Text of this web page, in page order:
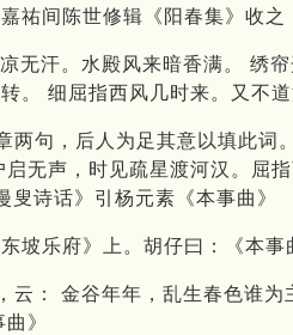
祐间陈世修辑《阳春集》收
无汗。水殿风来暗香满。 绣
。 细屈指西风几时来。又不道
两句，后人为足其意以填此
无声，时见疏星渡河汉。屈
叟诗话》引杨元素《本事曲》
坡乐府》上。胡仔曰：《本
云： 金谷年年，乱生春色谁
》